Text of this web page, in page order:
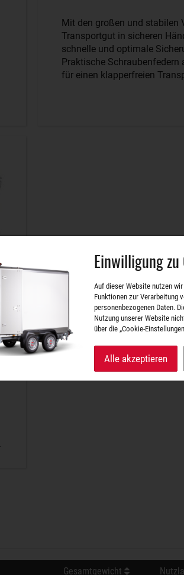
Mit den großen und stabilen
Transportgut in sicheren
schnelle und optimale
Praktische Schraubenfedern
für einen klapperfreien
Gesamtgewicht
Einwilligung
Auf dieser Website nutzen
Funktionen zur Verarbeitung
personenbezogenen Daten.
Nutzung unserer Website
über die „Cookie-
Alle akzeptieren